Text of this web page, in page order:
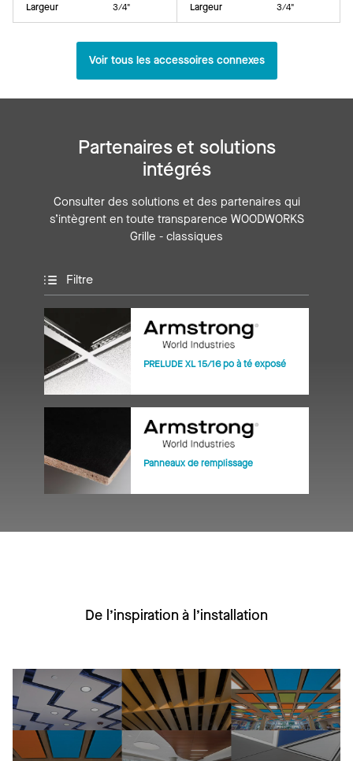
Largeur
3/4"
Largeur
3/4"
Voir tous les accessoires connexes
Partenaires et solutions
intégrés
Consulter des solutions et des partenaires qui
s’intègrent en toute transparence WOODWORKS
Grille - classiques
Filtre
PRELUDE XL 15/16 po à té exposé
Panneaux de remplissage
De l’inspiration à l’installation